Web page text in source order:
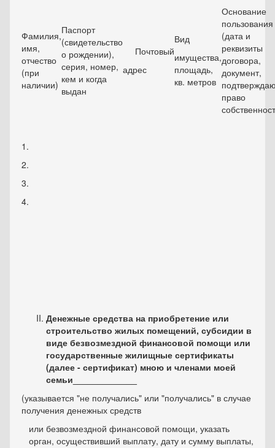
Фамилия,
имя,
отчество
(при
наличии)
Паспорт
(свидетельство
о рождении),
серия, номер,
кем и когда
выдан
Почтовый
адрес
Вид
имущества,
площадь,
кв. метров
Основание
пользования
(дата и
реквизиты
договора,
документ,
право
1.
2.
3.
4.
Денежные средства на приобретение или
строительство жилых помещений, субсидии в
виде безвозмездной финансовой помощи или
государственные жилищные сертификаты
(далее - сертификат) мною и членами моей
семьи_____________
(указывается "не получались" или "получались" в случае
получения денежных средств
или безвозмездной финансовой помощи, указать
орган, осуществивший выплату, дату и сумму выплаты,